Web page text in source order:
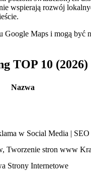
wspierają rozwój
Google Maps i mogą
TOP 10 (2026)
Nazwa
w Social Media | SEO
Tworzenie stron www
Strony Internetowe